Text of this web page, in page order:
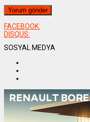
FACEBOOK:
DISQUS:
SOSYAL MEDYA